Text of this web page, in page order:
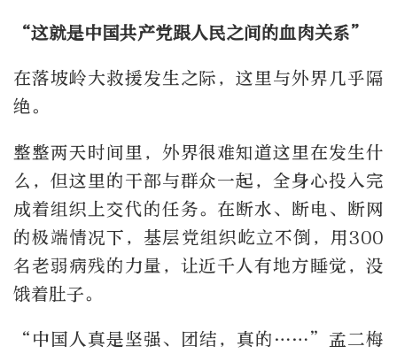
“这就是中国共产党跟人民之间的血肉关系”
在落坡岭大救援发生之际，这里与外界几乎隔
绝。
整整两天时间里，外界很难知道这里在发生什
么，但这里的干部与群众一起，全身心投入完
成着组织上交代的任务。在断水、断电、断网
的极端情况下，基层党组织屹立不倒，用300
名老弱病残的力量，让近千人有地方睡觉，没
饿着肚子。
“中国人真是坚强、团结，真的……”孟二梅